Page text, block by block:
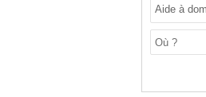
Aide à